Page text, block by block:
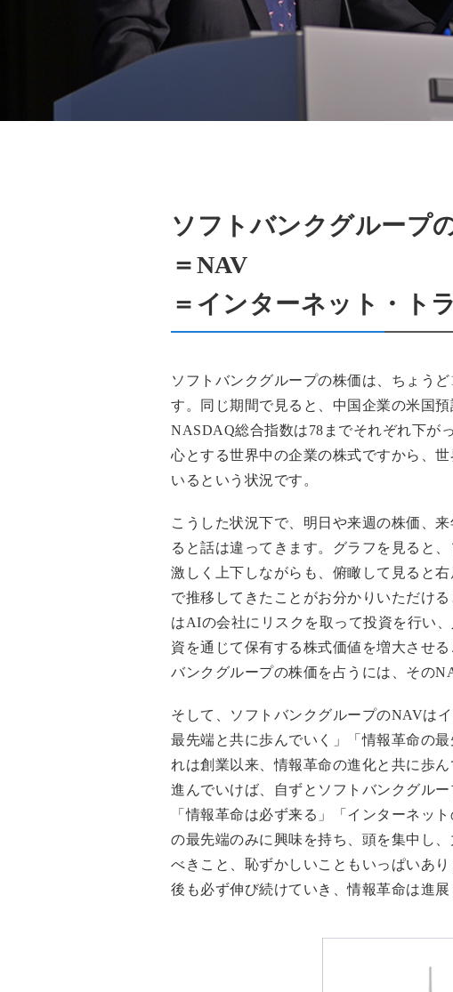
ソフトバンクグループ
＝NAV
＝インターネット・ト
ソフトバンクグループの株価は、ちょう
す。同じ期間で見ると、中国企業の米国
NASDAQ総合指数は78までそれぞれ下が
心とする世界中の企業の株式ですから、
いるという状況です。
こうした状況下で、明日や来週の株価、
ると話は違ってきます。グラフを見ると
激しく上下しながらも、俯瞰して見ると
で推移してきたことがお分かりいただけ
はAIの会社にリスクを取って投資を行い
資を通じて保有する株式価値を増大させ
バンクグループの株価を占うには、その
そして、ソフトバンクグループのNAVは
最先端と共に歩んでいく」「情報革命の
れは創業以来、情報革命の進化と共に歩
進んでいけば、自ずとソフトバンクグル
「情報革命は必ず来る」「インターネッ
の最先端のみに興味を持ち、頭を集中し
べきこと、恥ずかしいこともいっぱいあ
後も必ず伸び続けていき、情報革命は進